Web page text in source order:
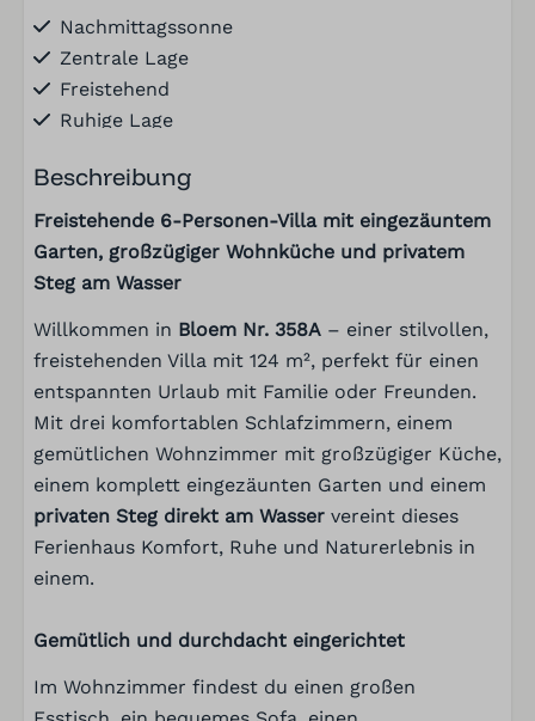
Nachmittagssonne
Zentrale Lage
Freistehend
Ruhige Lage
Am Wasser
Im Zusammenhang mit dem Veluwemeer
Abendsonne
Unterhaltung
Wi-Fi
Flachbildfernseher
Waschen und Trocknen
Beschreibung
Freistehende 6-Personen-Villa mit eingezäuntem
Garten, großzügiger Wohnküche und privatem
Steg am Wasser
Willkommen in Bloem Nr. 358A – einer stilvollen,
freistehenden Villa mit 124 m², perfekt für einen
entspannten Urlaub mit Familie oder Freunden.
Mit drei komfortablen Schlafzimmern, einem
gemütlichen Wohnzimmer mit großzügiger Küche,
einem komplett eingezäunten Garten und einem
privaten Steg direkt am Wasser vereint dieses
Ferienhaus Komfort, Ruhe und Naturerlebnis in
einem.
Gemütlich und durchdacht eingerichtet
Im Wohnzimmer findest du einen großen